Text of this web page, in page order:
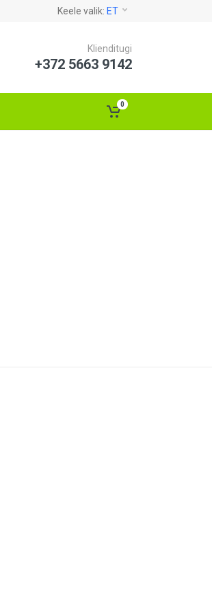
Keele valik: ET
Klienditugi
+372 5663 9142
0